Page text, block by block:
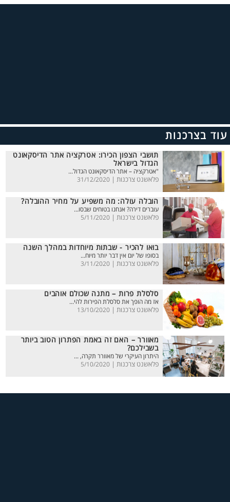
עוד בצרכנות
תושבי הצפון הכירו: אטרקציה אתר הדיסקאונט
הגדול בישראל
"אטרקציה – אתר הדיסקאונט הגדול...
פלאשנט צרכנות | 31/12/2020
הובלה עולה: מה משפיע על מחיר ההובלה?
עוברים דירה? אנחנו בטוחים שבסו...
פלאשנט צרכנות | 5/11/2020
בואו להכיר - שבתות מיוחדות במהלך השנה
בסופו של יום אין דבר יותר מיוח...
פלאשנט צרכנות | 3/11/2020
סלסלת פרות – מתנה שכולם אוהבים
אז מה הופך את סלסלת הפירות להי...
פלאשנט צרכנות | 13/10/2020
מאוורר – האם זה באמת הפתרון הטוב ביותר
בשבילכם?
היתרון העיקרי של מאוורר תקרה, ...
פלאשנט צרכנות | 5/10/2020